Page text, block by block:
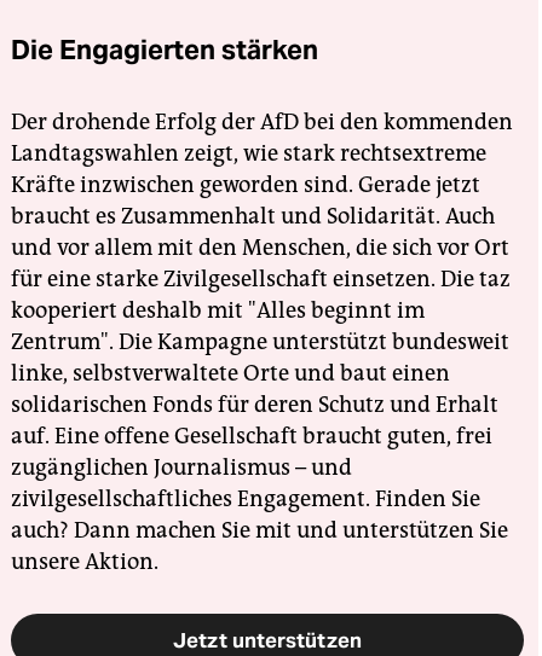
Die Engagierten stärken
Der drohende Erfolg der AfD bei den kommenden
Landtagswahlen zeigt, wie stark rechtsextreme
Kräfte inzwischen geworden sind. Gerade jetzt
braucht es Zusammenhalt und Solidarität. Auch
und vor allem mit den Menschen, die sich vor Ort
für eine starke Zivilgesellschaft einsetzen. Die taz
kooperiert deshalb mit "Alles beginnt im
Zentrum". Die Kampagne unterstützt bundesweit
linke, selbstverwaltete Orte und baut einen
solidarischen Fonds für deren Schutz und Erhalt
auf. Eine offene Gesellschaft braucht guten, frei
zugänglichen Journalismus – und
zivilgesellschaftliches Engagement. Finden Sie
auch? Dann machen Sie mit und unterstützen Sie
unsere Aktion.
Jetzt unterstützen